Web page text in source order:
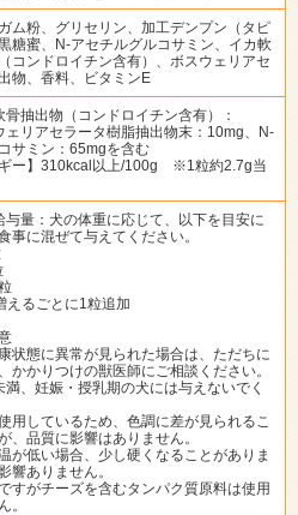
ム粉、グリセリン、加工デンプン（タピ
糖蜜、N-アセチルグルコサミン、イカ軟
コンドロイチン含有）、ボスウェリアセ
物、香料、ビタミンE
骨抽出物（コンドロイチン含有）：
ェリアセラータ樹脂抽出物末：10mg、N-
サミン：65mgを含む
ギー】310kcal以上/100g ※1粒約2.7g当
与量：犬の体重に応じて、以下を目安に
事に混ぜて与えてください。
るごとに1粒追加
状態に異常が見られた場合は、ただちに
かかりつけの獣医師にご相談ください。
満、妊娠・授乳期の犬には与えないでく
用しているため、色調に差が見られるこ
、品質に影響はありません。
が低い場合、少し硬くなることがありま
響ありません。
すがチーズを含むタンパク質原料は使用
。